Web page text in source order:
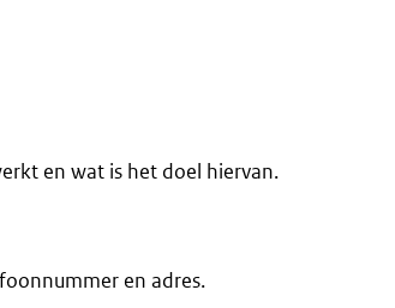
en wat is het doel hiervan.
en adres.